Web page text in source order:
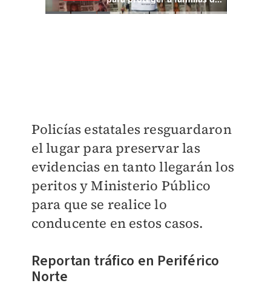
Policías estatales resguardaron
el lugar para preservar las
evidencias en tanto llegarán los
peritos y Ministerio Público
para que se realice lo
conducente en estos casos.
Reportan tráfico en Periférico
Norte